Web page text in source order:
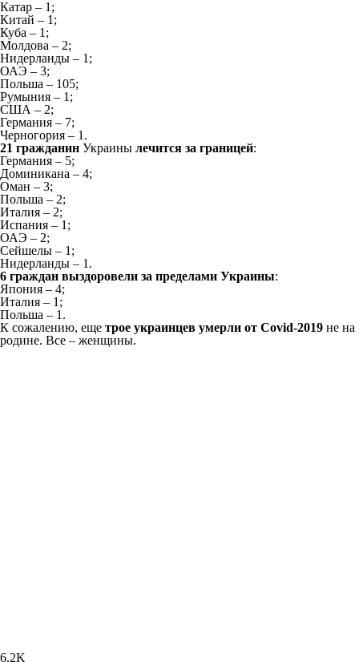
Катар – 1;
Китай – 1;
Куба – 1;
Молдова – 2;
Нидерланды – 1;
ОАЭ – 3;
Польша – 105;
Румыния – 1;
США – 2;
Германия – 7;
Черногория – 1.
21 гражданин Украины лечится за границей:
Германия – 5;
Доминикана – 4;
Оман – 3;
Польша – 2;
Италия – 2;
Испания – 1;
ОАЭ – 2;
Сейшелы – 1;
Нидерланды – 1.
6 граждан выздоровели за пределами Украины:
Япония – 4;
Италия – 1;
Польша – 1.
К сожалению, еще трое украинцев умерли от Covid-2019 не на
родине. Все – женщины.
6.2K